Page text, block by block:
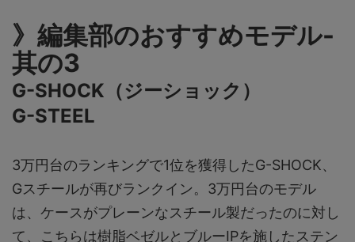
》編集部のおすすめモデル-
其の3
G-SHOCK（ジーショック）
G-STEEL
3万円台のランキングで1位を獲得したG-SHOCK、
Gスチールが再びランクイン。3万円台のモデル
は、ケースがプレーンなスチール製だったのに対し
て、こちらは樹脂ベゼルとブルーIPを施したステン